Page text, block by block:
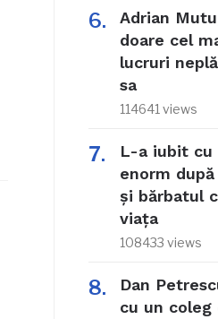
Adrian
doare cel
lucruri
sa
114641 views
L-a iubit cu
enorm
și bărbatul
viața
108433 views
Dan
cu un coleg